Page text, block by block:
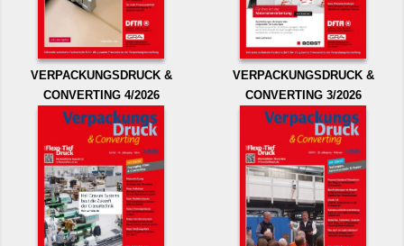
VERPACKUNGSDRUCK &
CONVERTING 4/2026
VERPACKUNGSDRUCK &
CONVERTING 3/2026